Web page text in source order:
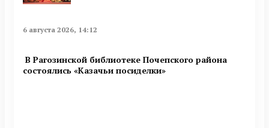
6 августа 2026, 14:12
В Рагозинской библиотеке Почепского района
состоялись «Казачьи посиделки»